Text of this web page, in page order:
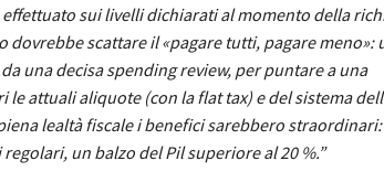
sui livelli dichiarati al momento della
dovrebbe scattare il «pagare tutti, pagare meno»:
una decisa spending review, per puntare a una
le attuali aliquote (con la flat tax) e del sistema
lealtà fiscale i benefici sarebbero
un balzo del Pil superiore al 20 %.”